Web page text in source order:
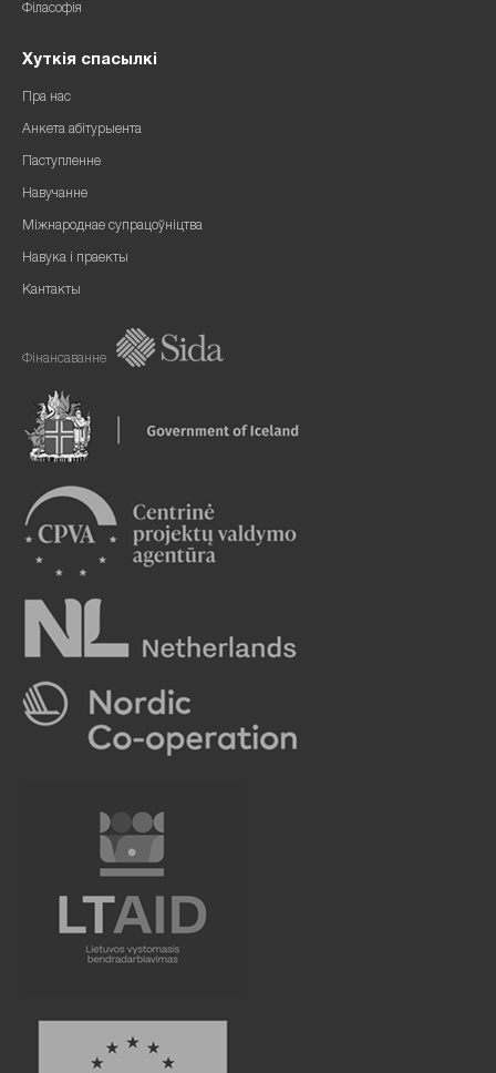
Філасофія
Хуткія спасылкі
Пра нас
Анкета абітурыента
Паступленне
Навучанне
Міжнароднае супрацоўніцтва
Навука і праекты
Кантакты
Фінансаванне